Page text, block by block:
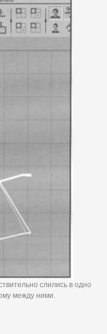
слились в одно
между ними.